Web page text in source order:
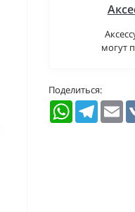
могут
Поделиться:
WhatsApp